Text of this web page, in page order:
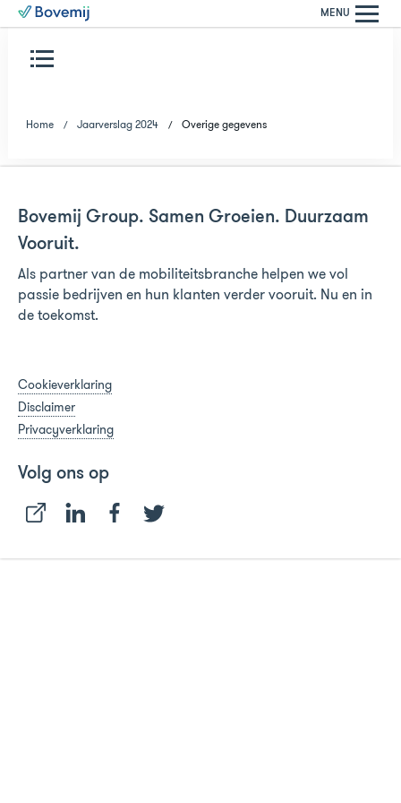
MENU
Home Jaarverslag 2024 Overige gegevens
Bovemij Group. Samen Groeien. Duurzaam
Vooruit.
Als partner van de mobiliteitsbranche helpen we vol
passie bedrijven en hun klanten verder vooruit. Nu en in
de toekomst.
Cookieverklaring
Disclaimer
Privacyverklaring
Volg ons op